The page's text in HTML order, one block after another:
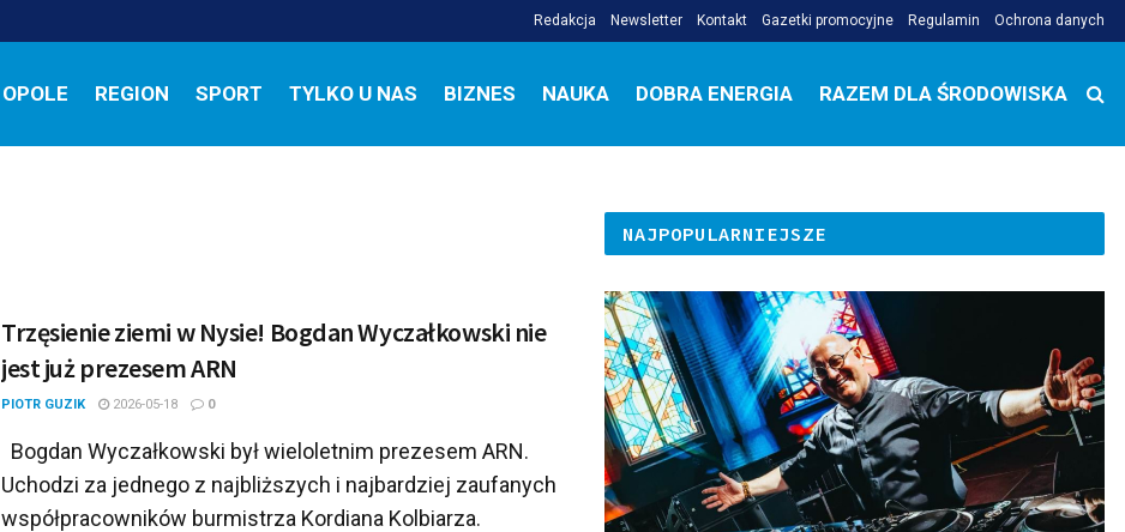
Redakcja Newsletter Kontakt Gazetki promocyjne Regulamin Ochrona danych
OPOLE REGION SPORT TYLKO U NAS BIZNES NAUKA DOBRA ENERGIA RAZEM DLA ŚRODOWISKA
Trzęsienie ziemi w Nysie! Bogdan Wyczałkowski nie
jest już prezesem ARN
PIOTR GUZIK 2026-05-18 0
Bogdan Wyczałkowski był wieloletnim prezesem ARN.
Uchodzi za jednego z najbliższych i najbardziej zaufanych
współpracowników burmistrza Kordiana Kolbiarza.
NAJPOPULARNIEJSZE